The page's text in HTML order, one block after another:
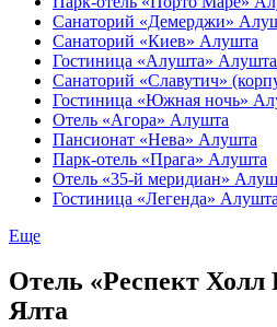
Санаторий «Демерджи»
Санаторий «Киев» Алушта
Гостиница «Алушта» Алушта
Санаторий «Славутич»
Гостиница «Южная ночь»
Отель «Агора» Алушта
Пансионат «Нева» Алушта
Парк-отель «Прага» Алушта
Отель «35-й меридиан»
Гостиница «Легенда» Алушта
Еще
Отель «Респект
Ялта